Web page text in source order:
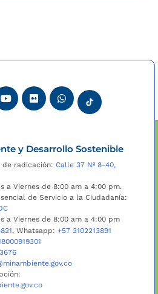
y Desarrollo Sostenible
de radicación: Calle 37 Nº 8-40,
a Viernes de 8:00 am a 4:00 pm.
de Servicio a la Ciudadanía:
a Viernes de 8:00 am a 4:00 pm
, Whatsapp: +57 3102213891